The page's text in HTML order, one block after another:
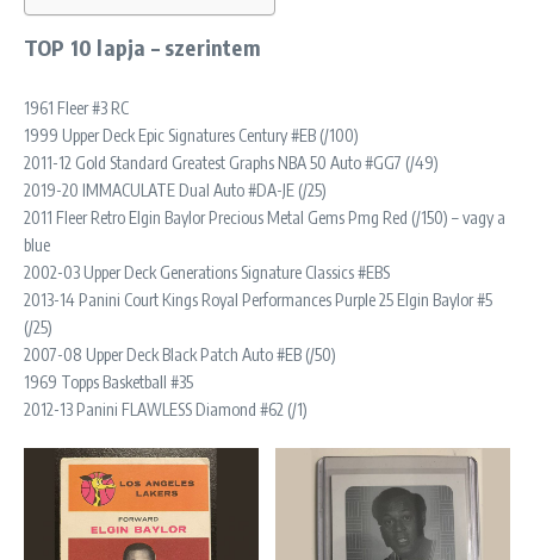
TOP 10 lapja – szerintem
1961 Fleer #3 RC
1999 Upper Deck Epic Signatures Century #EB (/100)
2011-12 Gold Standard Greatest Graphs NBA 50 Auto #GG7 (/49)
2019-20 IMMACULATE Dual Auto #DA-JE (/25)
2011 Fleer Retro Elgin Baylor Precious Metal Gems Pmg Red (/150) – vagy a
blue
2002-03 Upper Deck Generations Signature Classics #EBS
2013-14 Panini Court Kings Royal Performances Purple 25 Elgin Baylor #5
(/25)
2007-08 Upper Deck Black Patch Auto #EB (/50)
1969 Topps Basketball #35
2012-13 Panini FLAWLESS Diamond #62 (/1)